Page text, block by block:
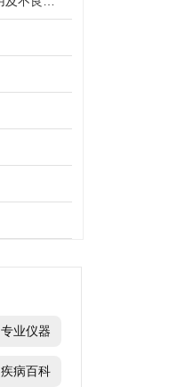
专业仪器
疾病百科